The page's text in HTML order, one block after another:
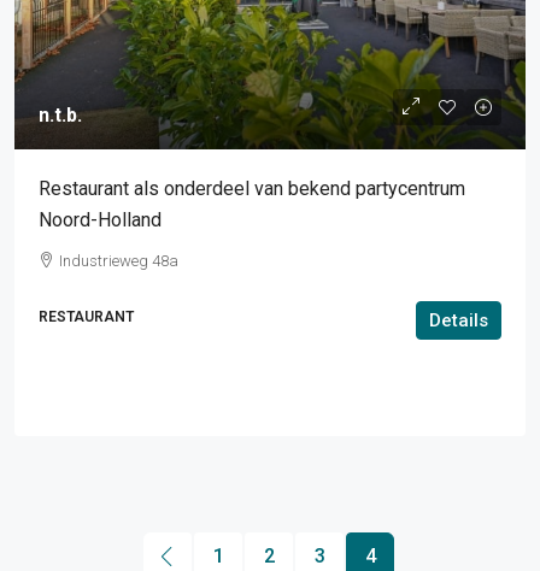
n.t.b.
Restaurant als onderdeel van bekend partycentrum
Noord-Holland
Industrieweg 48a
RESTAURANT Details
1 2 3 4